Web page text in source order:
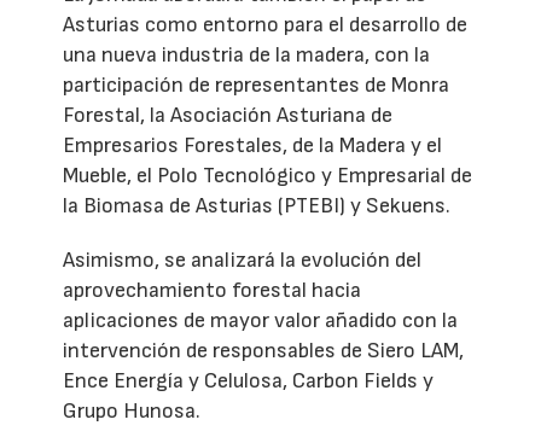
Asturias como entorno para el desarrollo de
una nueva industria de la madera, con la
participación de representantes de Monra
Forestal, la Asociación Asturiana de
Empresarios Forestales, de la Madera y el
Mueble, el Polo Tecnológico y Empresarial de
la Biomasa de Asturias (PTEBI) y Sekuens.
Asimismo, se analizará la evolución del
aprovechamiento forestal hacia
aplicaciones de mayor valor añadido con la
intervención de responsables de Siero LAM,
Ence Energía y Celulosa, Carbon Fields y
Grupo Hunosa.